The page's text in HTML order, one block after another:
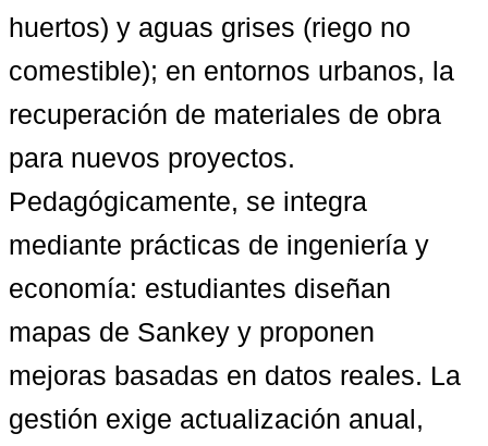
huertos) y aguas grises (riego no
comestible); en entornos urbanos, la
recuperación de materiales de obra
para nuevos proyectos.
Pedagógicamente, se integra
mediante prácticas de ingeniería y
economía: estudiantes diseñan
mapas de Sankey y proponen
mejoras basadas en datos reales. La
gestión exige actualización anual,